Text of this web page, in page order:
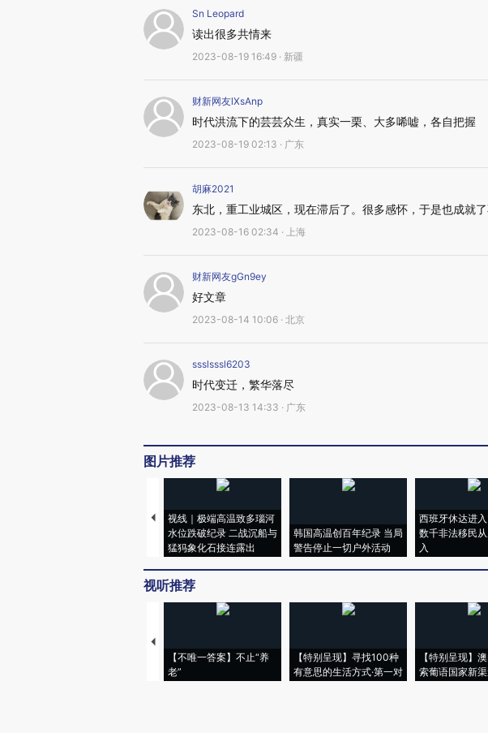
Sn Leopard
读出很多共情来
2023-08-19 16:49 · 新疆
财新网友lXsAnp
时代洪流下的芸芸众生，真实一栗、大多唏嘘，各自把握
2023-08-19 02:13 · 广东
胡麻2021
东北，重工业城区，现在滞后了。很多感怀，于是也成就了
2023-08-16 02:34 · 上海
财新网友gGn9ey
好文章
2023-08-14 10:06 · 北京
ssslsssl6203
时代变迁，繁华落尽
2023-08-13 14:33 · 广东
图片推荐
视线｜极端高温致多瑙河
水位跌破纪录 二战沉船与
猛犸象化石接连露出
韩国高温创百年纪录 当局
警告停止一切户外活动
西班牙休达进
数千非法移民
入
视听推荐
【不唯一答案】不止“养
老”
【特别呈现】寻找100种
有意思的生活方式·第一对
【特别呈现】
索葡语国家新